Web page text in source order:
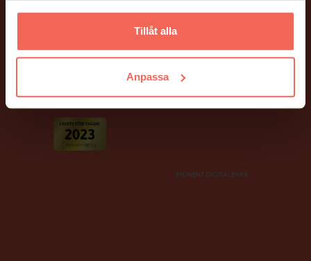
Tillåt alla
Anpassa
Ett stort tack till våra fina kunder som har ställt upp som modeller!
PIGMENT DIGITALBYRÅ